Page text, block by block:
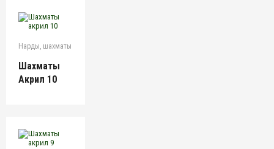
Нарды, шахматы
Шахматы
Акрил 10